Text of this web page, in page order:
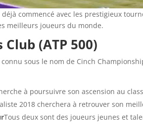
commencé avec les prestigieux
meilleurs joueurs du monde.
(ATP 500)
sous le nom de Cinch
à poursuivre son ascension au
2018 cherchera à retrouver son
Tous deux sont des joueurs jeunes et